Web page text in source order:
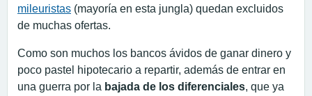
mileuristas (mayoría en esta jungla) quedan excluidos
de muchas ofertas.
Como son muchos los bancos ávidos de ganar dinero y
poco pastel hipotecario a repartir, además de entrar en
una guerra por la bajada de los diferenciales, que ya